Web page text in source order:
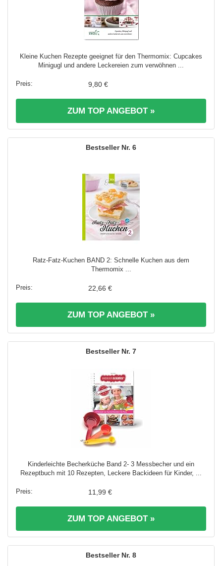
Kleine Kuchen Rezepte geeignet für den Thermomix: Cupcakes
Minigugl und andere Leckereien zum verwöhnen ...
9,80 €
ZUM TOP ANGEBOT »
6
Ratz-Fatz-Kuchen BAND 2: Schnelle Kuchen aus dem
Thermomix ...
22,66 €
ZUM TOP ANGEBOT »
7
Kinderleichte Becherküche Band 2- 3 Messbecher und ein
Rezeptbuch mit 10 Rezepten, Leckere Backideen für Kinder, ...
11,99 €
ZUM TOP ANGEBOT »
8